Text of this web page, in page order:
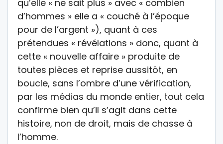
qu’elle « ne sait plus » avec « combien
d’hommes » elle a « couché à l’époque
pour de l’argent »), quant à ces
prétendues « révélations » donc, quant à
cette « nouvelle affaire » produite de
toutes pièces et reprise aussitôt, en
boucle, sans l’ombre d’une vérification,
par les médias du monde entier, tout cela
confirme bien qu’il s’agit dans cette
histoire, non de droit, mais de chasse à
l’homme.